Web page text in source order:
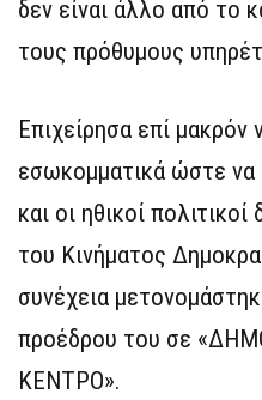
δεν είναι άλλο από το
τους πρόθυμους
Επιχείρησα επί
εσωκομματικά ώστε να
και οι ηθικοί
του Κινήματος
συνέχεια
προέδρου του σε
ΚΕΝΤΡΟ».